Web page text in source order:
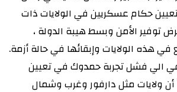
تعيين حكام عسكريين في الولايات ذات
توفير الأمن وبسط هيبة الدولة ،
هذه الولايات وإبقائها في حالة أزمة.
الي فشل تجربة حمدوك في تعيين
ولايات مثل دارفور وغرب وشمال